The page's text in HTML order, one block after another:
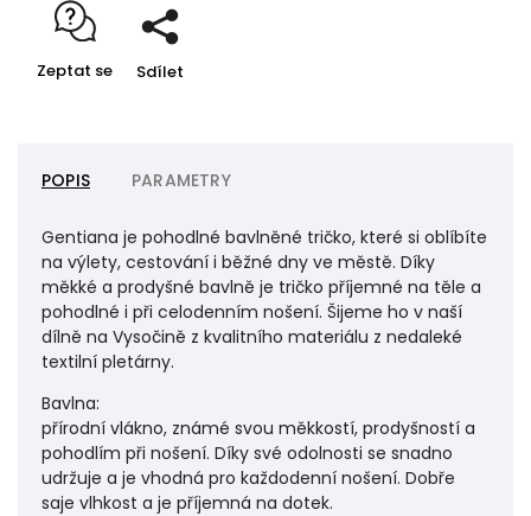
Zeptat se Sdílet
POPIS PARAMETRY
Gentiana je pohodlné bavlněné tričko, které si oblíbíte
na výlety, cestování i běžné dny ve městě. Díky
měkké a prodyšné bavlně je tričko příjemné na těle a
pohodlné i při celodenním nošení. Šijeme ho v naší
dílně na Vysočině z kvalitního materiálu z nedaleké
textilní pletárny.
Bavlna:
přírodní vlákno, známé svou měkkostí, prodyšností a
pohodlím při nošení. Díky své odolnosti se snadno
udržuje a je vhodná pro každodenní nošení. Dobře
saje vlhkost a je příjemná na dotek.